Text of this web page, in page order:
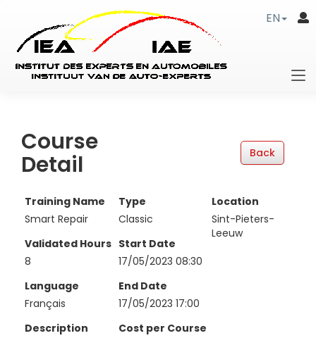
EN
Course
Detail
Training Name
Smart Repair
Validated Hours
8
Language
Français
Description
Type
Classic
Start Date
17/05/2023 08:30
End Date
17/05/2023 17:00
Cost per Course
Location
Sint-Pieters-
Leeuw